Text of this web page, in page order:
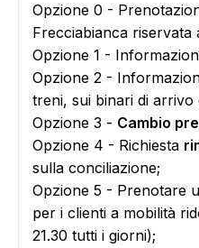
Opzione 0 -
Frecciabianca riservata
Opzione 1 -
Opzione 2 -
treni, sui binari di arrivo
Opzione 3 - Cambio
Opzione 4 - Richiesta
sulla conciliazione;
Opzione 5 - Prenotare
per i clienti a mobilità
21.30 tutti i giorni);